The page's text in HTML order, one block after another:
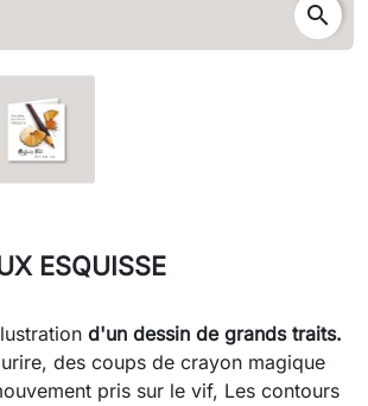
search
ESQUISSE
d'un dessin de grands traits.
des coups de crayon magique
pris sur le vif, Les contours